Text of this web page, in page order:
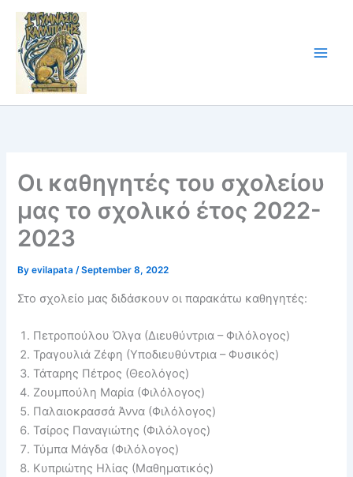
Skip
content
Οι καθηγητές του σχολείου
μας το σχολικό έτος 2022-
2023
Byevilapata/September 8, 2022
Στο σχολείο μας διδάσκουν οι παρακάτω καθηγητές:
Πετροπούλου Όλγα (Διευθύντρια – Φιλόλογος)
Τραγουλιά Ζέφη (Υποδιευθύντρια – Φυσικός)
Τάταρης Πέτρος (Θεολόγος)
Ζουμπούλη Μαρία (Φιλόλογος)
Παλαιοκρασσά Άννα (Φιλόλογος)
Τσίρος Παναγιώτης (Φιλόλογος)
Τύμπα Μάγδα (Φιλόλογος)
Κυπριώτης Ηλίας (Μαθηματικός)